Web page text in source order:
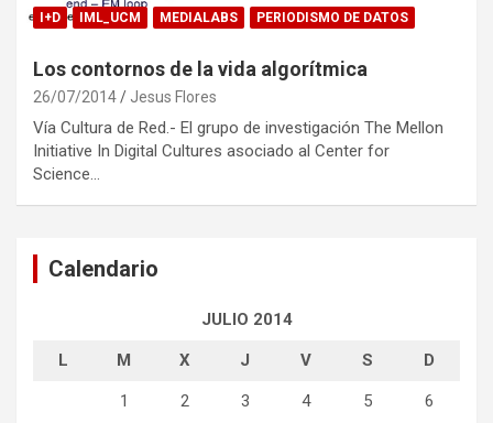
I+D IML_UCM MEDIALABS PERIODISMO DE DATOS
Los contornos de la vida algorítmica
26/07/2014 Jesus Flores
Vía Cultura de Red.- El grupo de investigación The Mellon
Initiative In Digital Cultures asociado al Center for
Science…
Calendario
JULIO 2014
L M X J V S D
1 2 3 4 5 6